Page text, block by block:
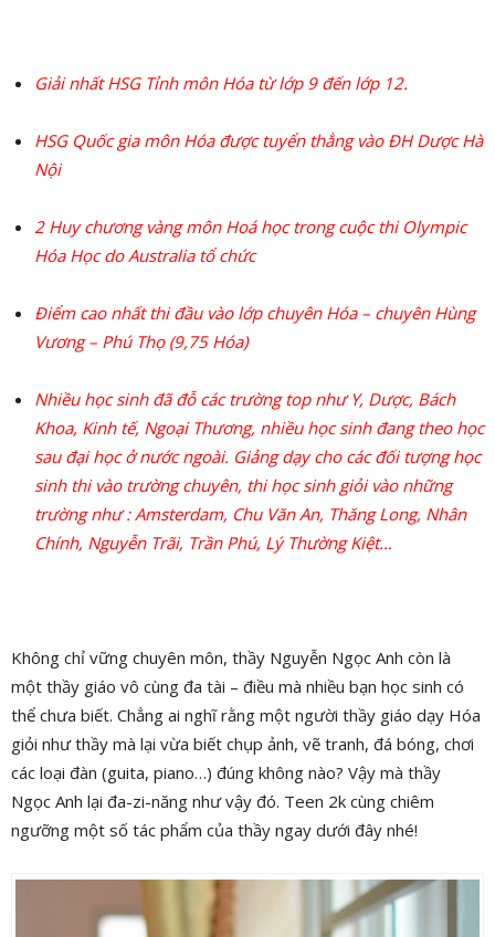
Giải nhất HSG Tỉnh môn Hóa từ lớp 9 đến lớp 12.
HSG Quốc gia môn Hóa được tuyển thẳng vào ĐH Dược Hà
Nội
2 Huy chương vàng môn Hoá học trong cuộc thi Olympic
Hóa Học do Australia tổ chức
Điểm cao nhất thi đầu vào lớp chuyên Hóa – chuyên Hùng
Vương – Phú Thọ (9,75 Hóa)
Nhiều học sinh đã đỗ các trường top như Y, Dược, Bách
Khoa, Kinh tế, Ngoại Thương, nhiều học sinh đang theo học
sau đại học ở nước ngoài. Giảng dạy cho các đối tượng học
sinh thi vào trường chuyên, thi học sinh giỏi vào những
trường như : Amsterdam, Chu Văn An, Thăng Long, Nhân
Chính, Nguyễn Trãi, Trần Phú, Lý Thường Kiệt…
Không chỉ vững chuyên môn, thầy Nguyễn Ngọc Anh còn là
một thầy giáo vô cùng đa tài – điều mà nhiều bạn học sinh có
thể chưa biết. Chẳng ai nghĩ rằng một người thầy giáo dạy Hóa
giỏi như thầy mà lại vừa biết chụp ảnh, vẽ tranh, đá bóng, chơi
các loại đàn (guita, piano…) đúng không nào? Vậy mà thầy
Ngọc Anh lại đa-zi-năng như vậy đó. Teen 2k cùng chiêm
ngưỡng một số tác phẩm của thầy ngay dưới đây nhé!